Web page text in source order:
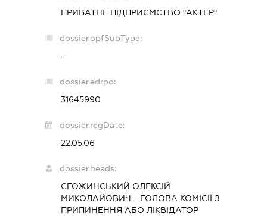
ПРИВАТНЕ ПІДПРИЄМСТВО "АКТЕР"
dossier.opfSubType:
-
dossier.edrpo:
31645990
dossier.regDate:
22.05.06
dossier.heads:
ЄГОЖИНСЬКИЙ ОЛЕКСІЙ
МИКОЛАЙОВИЧ - ГОЛОВА КОМІСІЇ З
ПРИПИНЕННЯ АБО ЛІКВІДАТОР